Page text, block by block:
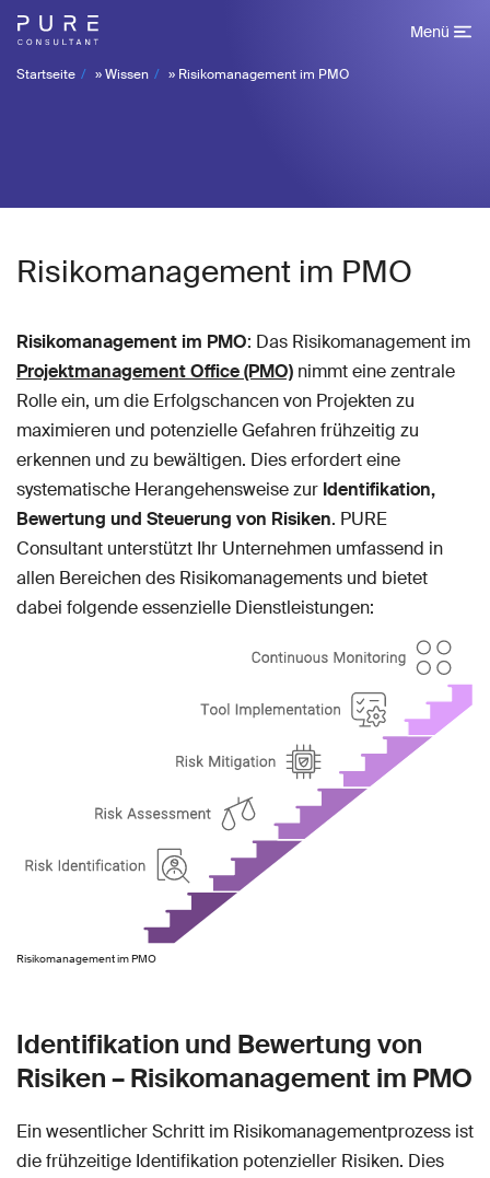
Menü
Startseite »Wissen » Risikomanagement im PMO
Risikomanagement im PMO
Risikomanagement im PMO: Das Risikomanagement im
Projektmanagement Office (PMO) nimmt eine zentrale
Rolle ein, um die Erfolgschancen von Projekten zu
maximieren und potenzielle Gefahren frühzeitig zu
erkennen und zu bewältigen. Dies erfordert eine
systematische Herangehensweise zur Identifikation,
Bewertung und Steuerung von Risiken. PURE
Consultant unterstützt Ihr Unternehmen umfassend in
allen Bereichen des Risikomanagements und bietet
dabei folgende essenzielle Dienstleistungen:
Risikomanagement im PMO
Identifikation und Bewertung von
Risiken – Risikomanagement im PMO
Ein wesentlicher Schritt im Risikomanagementprozess ist
die frühzeitige Identifikation potenzieller Risiken. Dies